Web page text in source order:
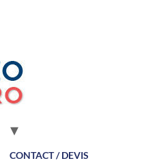
CONTACT / DEVIS